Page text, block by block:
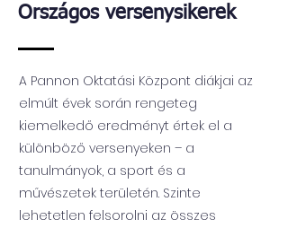
Országos versenysikerek
A Pannon Oktatási Központ diákjai az
elmúlt évek során rengeteg
kiemelkedő eredményt értek el a
különböző versenyeken – a
tanulmányok, a sport és a
művészetek területén. Szinte
lehetetlen felsorolni az összes